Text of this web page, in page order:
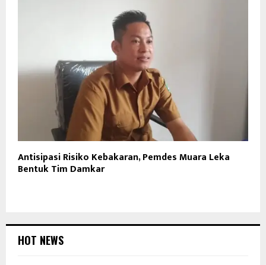
Antisipasi Risiko Kebakaran, Pemdes Muara Leka
Bentuk Tim Damkar
HOT NEWS